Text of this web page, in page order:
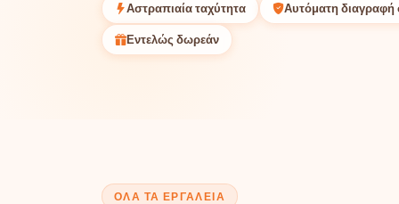
Αστραπιαία ταχύτητα Αυτόματη διαγραφή
Εντελώς δωρεάν
ΌΛΑ ΤΑ ΕΡΓΑΛΕΊΑ